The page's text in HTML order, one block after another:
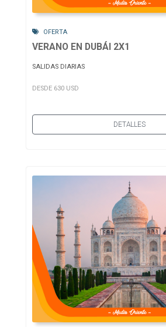
OFERTA
VERANO EN DUBÁI 2X1
SALIDAS DIARIAS
DESDE 630 USD
DETALLES